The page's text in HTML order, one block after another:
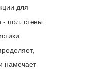
для
- пол, стены
намечает